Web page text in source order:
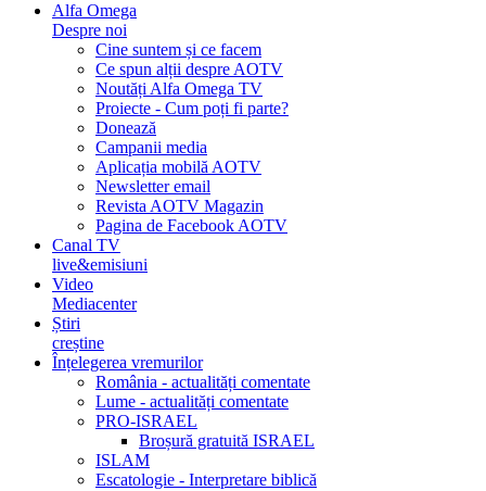
Alfa Omega
Despre noi
Cine suntem și ce facem
Ce spun alții despre AOTV
Noutăți Alfa Omega TV
Proiecte - Cum poți fi parte?
Donează
Campanii media
Aplicația mobilă AOTV
Newsletter email
Revista AOTV Magazin
Pagina de Facebook AOTV
Canal TV
live&emisiuni
Video
Mediacenter
Știri
creștine
Înțelegerea vremurilor
România - actualități comentate
Lume - actualități comentate
PRO-ISRAEL
Broșură gratuită ISRAEL
ISLAM
Escatologie - Interpretare biblică